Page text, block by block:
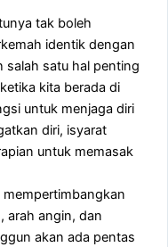
tak boleh
identik dengan
salah satu hal penting
kita berada di
untuk menjaga diri
diri, isyarat
untuk memasak
arah angin, dan
akan ada pentas